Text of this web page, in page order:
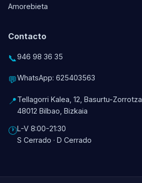
Amorebieta
Contacto
📞946 98 36 35
💬WhatsApp: 625403563
📍Tellagorri Kalea, 12, Basurtu-Zorrotza
48012 Bilbao, Bizkaia
🕐L-V 8:00-21:30
S Cerrado · D Cerrado